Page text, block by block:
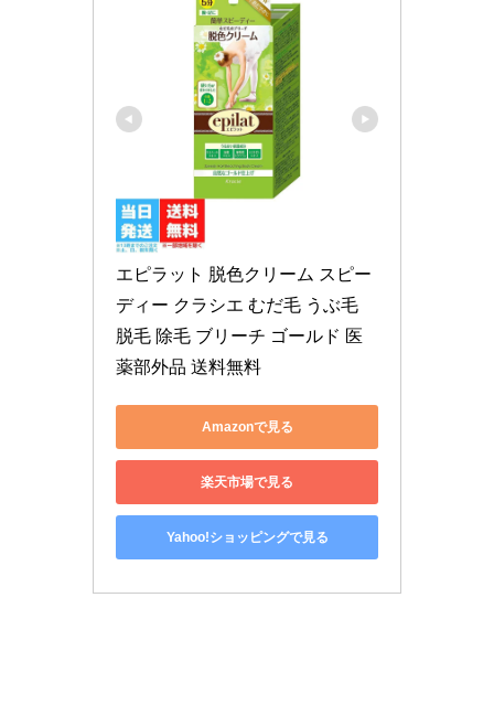
エピラット 脱色クリーム スピー
ディー クラシエ むだ毛 うぶ毛
脱毛 除毛 ブリーチ ゴールド 医
薬部外品 送料無料
Amazonで見る
楽天市場で見る
Yahoo!ショッピングで見る